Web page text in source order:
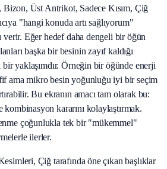
Üst Antrikot, Sadece Kısım, Çiğ
"hangi konuda artı sağlıyorum"
verir. Eğer hedef daha dengeli bir öğün
başka bir besinin zayıf kaldığı
yaklaşımdır. Örneğin bir öğünde enerji
ama mikro besin yoğunluğu iyi bir seçim
Bu ekranın amacı tam olarak bu:
kararını kolaylaştırmak.
çoğunlukla tek bir "mükemmel"
ilerler.
Çiğ tarafında öne çıkan başlıklar